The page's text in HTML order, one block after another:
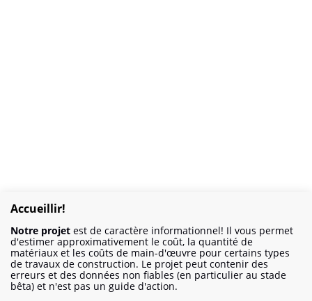
Accueillir!
Notre projet est de caractère informationnel! Il vous permet
d'estimer approximativement le coût, la quantité de
matériaux et les coûts de main-d'œuvre pour certains types
de travaux de construction. Le projet peut contenir des
erreurs et des données non fiables (en particulier au stade
bêta) et n'est pas un guide d'action.